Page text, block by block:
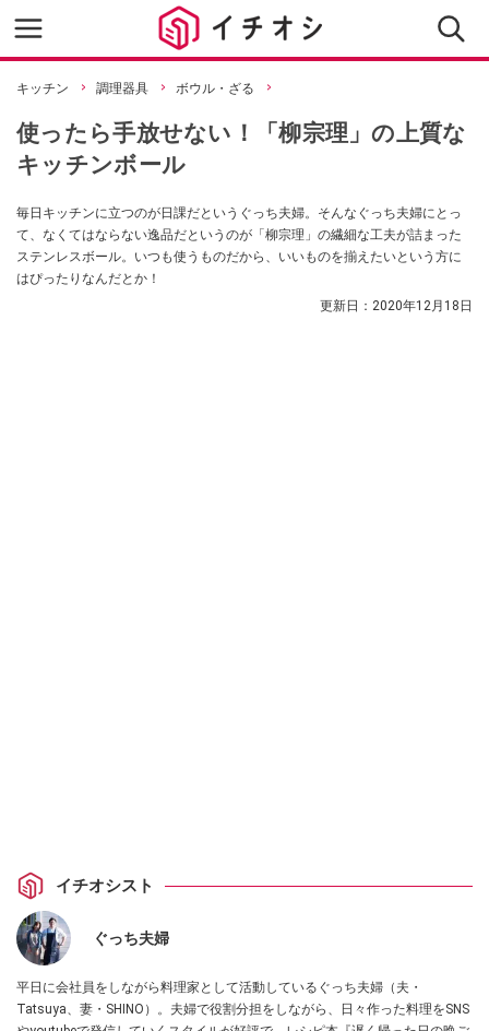
キッチン 調理器具 ボウル・ざる
使ったら手放せない！「柳宗理」の上質な
キッチンボール
毎日キッチンに立つのが日課だというぐっち夫婦。そんなぐっち夫婦にとっ
て、なくてはならない逸品だというのが「柳宗理」の繊細な工夫が詰まった
ステンレスボール。いつも使うものだから、いいものを揃えたいという方に
はぴったりなんだとか！
更新日： 2020年12月18日
イチオシスト
ぐっち夫婦
平日に会社員をしながら料理家として活動しているぐっち夫婦（夫・
Tatsuya、妻・SHINO）。夫婦で役割分担をしながら、日々作った料理をSNS